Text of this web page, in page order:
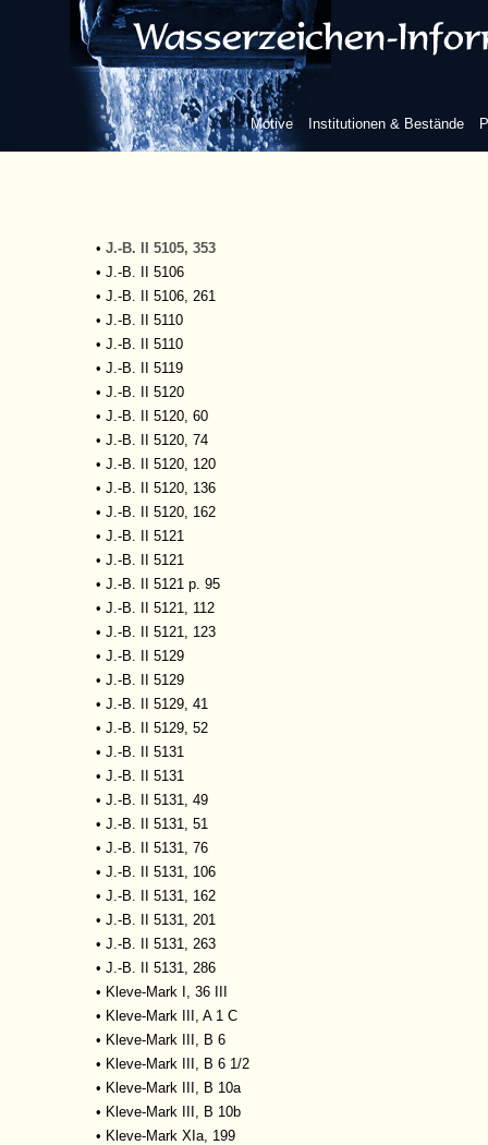
Motive Institutionen & Bestände
• J.-B. I 1504
•J.-B. II 4129
•J.-B. II 5105
•J.-B. II 5105, 60
•J.-B. II 5105, 73
•J.-B. II 5105, 130
•J.-B. II 5105, 140
• J.-B. II 5105, 353
• J.-B. II 5106
• J.-B. II 5106, 261
• J.-B. II 5110
• J.-B. II 5110
• J.-B. II 5119
• J.-B. II 5120
• J.-B. II 5120, 60
• J.-B. II 5120, 74
• J.-B. II 5120, 120
• J.-B. II 5120, 136
• J.-B. II 5120, 162
• J.-B. II 5121
• J.-B. II 5121
• J.-B. II 5121 p. 95
• J.-B. II 5121, 112
• J.-B. II 5121, 123
• J.-B. II 5129
• J.-B. II 5129
• J.-B. II 5129, 41
• J.-B. II 5129, 52
• J.-B. II 5131
• J.-B. II 5131
• J.-B. II 5131, 49
• J.-B. II 5131, 51
• J.-B. II 5131, 76
• J.-B. II 5131, 106
• J.-B. II 5131, 162
• J.-B. II 5131, 201
• J.-B. II 5131, 263
• J.-B. II 5131, 286
• Kleve-Mark I, 36 III
• Kleve-Mark III, A 1 C
• Kleve-Mark III, B 6
• Kleve-Mark III, B 6 1/2
• Kleve-Mark III, B 10a
• Kleve-Mark III, B 10b
• Kleve-Mark XIa, 199